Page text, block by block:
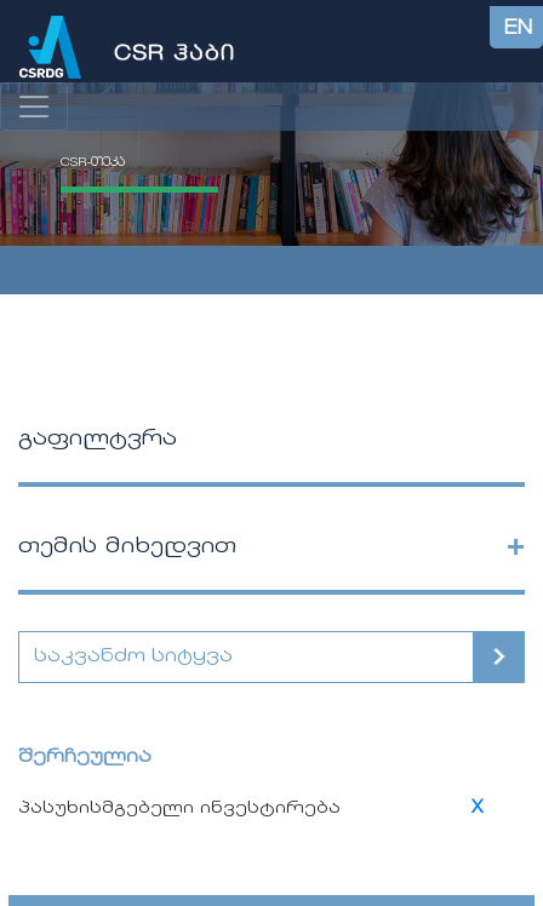
EN
CSR-თეკა
გაფილტვრა
თემის მიხედვით +
შერჩეულია
პასუხისმგებელი ინვესტირება X